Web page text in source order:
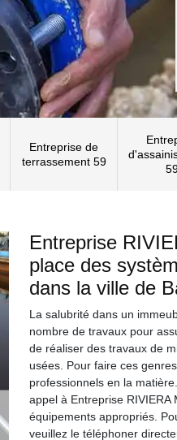
Entreprise de
terrassement 59
Entreprise
place des
dans la ville de
La salubrité dans un
nombre de travaux pour
de réaliser des travaux de
usées. Pour faire ces
professionnels en la
appel à Entreprise
équipements appropriés.
veuillez le téléphoner